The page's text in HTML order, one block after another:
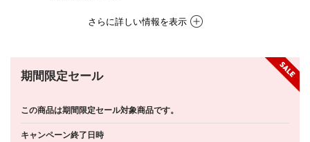
さらに詳しい情報を表示
期間限定セール
この商品は期間限定セール対象商品です。
キャンペーン終了日時